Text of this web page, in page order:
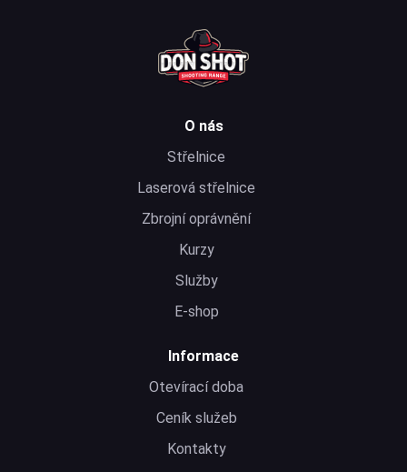
O nás
Střelnice
Laserová střelnice
Zbrojní oprávnění
Kurzy
Služby
E-shop
Informace
Otevírací doba
Ceník služeb
Kontakty